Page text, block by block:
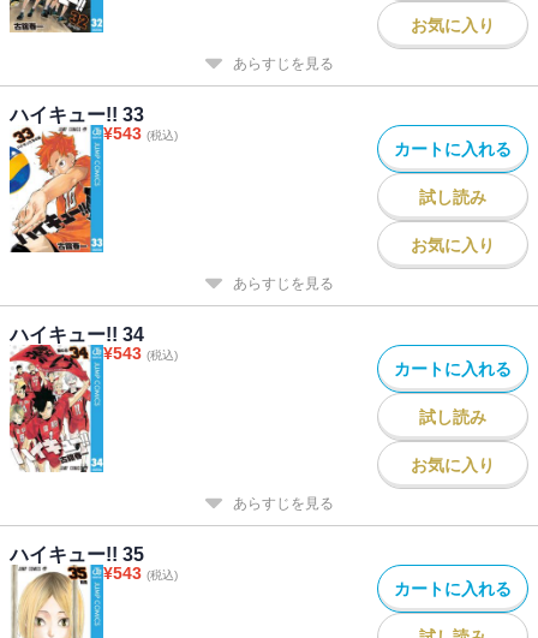
お気に入り
あらすじを見る
ハイキュー!! 33
¥543 (税込)
カートに入れる
試し読み
お気に入り
あらすじを見る
ハイキュー!! 34
¥543 (税込)
カートに入れる
試し読み
お気に入り
あらすじを見る
ハイキュー!! 35
¥543 (税込)
カートに入れる